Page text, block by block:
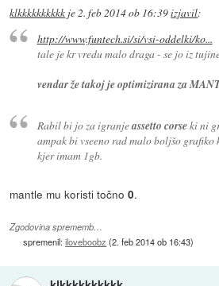
klkkkkkkkkkk je2. feb 2014 ob 16:39izjavil:
http://www.funtech.si/si/vsi-oddelki/ko...
tale je kr vredu malo draga - se jo iz
vendar že takoj je optimizirana za
Rabil bi jo za igranjeassetto corseki ni
ampak bi vseeno rad malo boljšo grafiko
kjer imam 1gb.
mantle mu koristi točno0.
Zgodovina sprememb…
spremenil:iloveboobz (2. feb 2014 ob 16:43)